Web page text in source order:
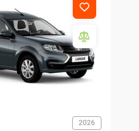
2026